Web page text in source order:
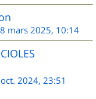
mars 2025, 10:14
2024, 23:51